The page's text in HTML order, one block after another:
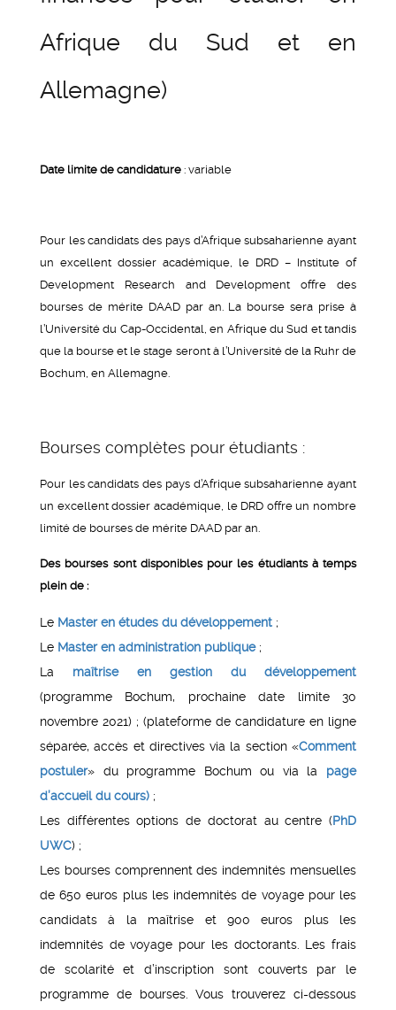
Afrique du Sud et en
Allemagne)
Date limite de candidature : variable
Pour les candidats des pays d’Afrique subsaharienne ayant
un excellent dossier académique, le DRD – Institute of
Development Research and Development offre des
bourses de mérite DAAD par an. La bourse sera prise à
l’Université du Cap-Occidental, en Afrique du Sud et tandis
que la bourse et le stage seront à l’Université de la Ruhr de
Bochum, en Allemagne.
Bourses complètes pour étudiants :
Pour les candidats des pays d’Afrique subsaharienne ayant
un excellent dossier académique, le DRD offre un nombre
limité de bourses de mérite DAAD par an.
Des bourses sont disponibles pour les étudiants à temps
plein de :
Le Master en études du développement ;
Le Master en administration publique;
La maîtrise en gestion du développement
(programme Bochum, prochaine date limite 30
novembre 2021) ; (plateforme de candidature en ligne
séparée, accès et directives via la section «Comment
postuler» du programme Bochum ou via la page
d’accueil du cours) ;
Les différentes options de doctorat au centre (PhD
UWC) ;
Les bourses comprennent des indemnités mensuelles
de 650 euros plus les indemnités de voyage pour les
candidats à la maîtrise et 900 euros plus les
indemnités de voyage pour les doctorants. Les frais
de scolarité et d’inscription sont couverts par le
programme de bourses. Vous trouverez ci-dessous